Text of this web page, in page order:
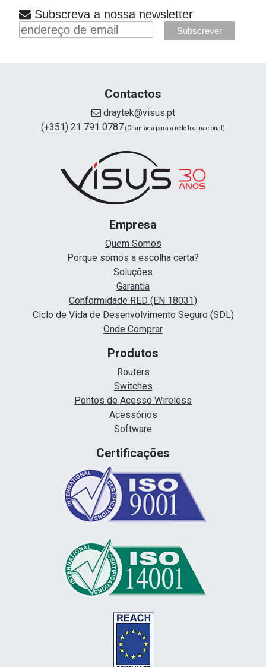
Subscreva a nossa newsletter
Contactos
draytek@visus.pt
(+351) 21 791 0787 (Chamada para a rede fixa nacional)
Empresa
Quem Somos
Porque somos a escolha certa?
Soluções
Garantia
Conformidade RED (EN 18031)
Ciclo de Vida de Desenvolvimento Seguro (SDL)
Onde Comprar
Produtos
Routers
Switches
Pontos de Acesso Wireless
Acessórios
Software
Certificações